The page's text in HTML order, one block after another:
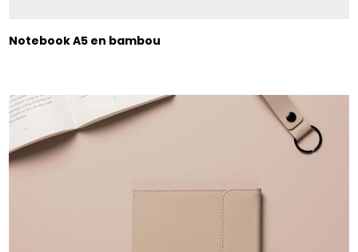
Notebook A5 en bambou